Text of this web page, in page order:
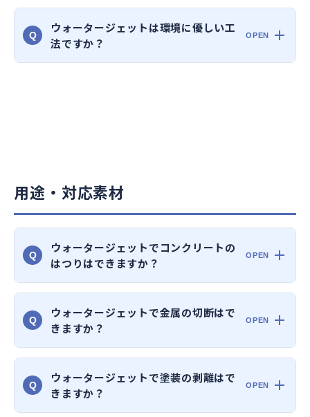
Q
ウォータージェットは環境に優しい工
法ですか？
用途・対応素材
Q
ウォータージェットでコンクリートの
はつりはできますか？
Q
ウォータージェットで金属の切断はで
きますか？
Q
ウォータージェットで塗装の剥離はで
きますか？